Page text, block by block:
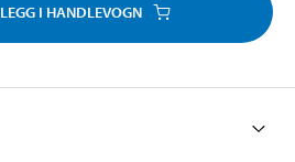
LEGG I HANDLEVOGN